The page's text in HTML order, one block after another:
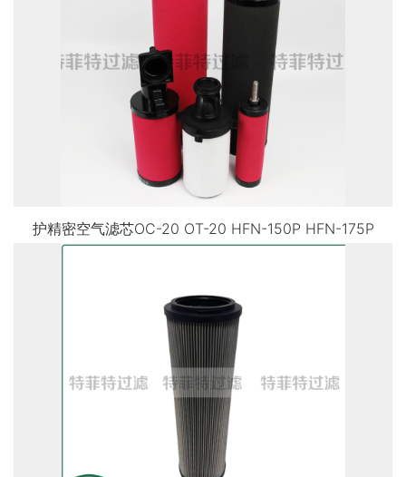
护精密空气滤芯OC-20 OT-20 HFN-150P HFN-175P